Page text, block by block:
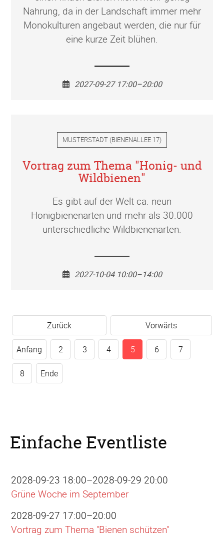
Nahrung, da in der Landschaft immer mehr
Monokulturen angebaut werden, die nur für
eine kurze Zeit blühen.
2027-09-27 17:00–20:00
MUSTERSTADT (BIENENALLEE 17)
Vortrag zum Thema "Honig- und
Wildbienen"
Es gibt auf der Welt ca. neun
Honigbienenarten und mehr als 30.000
unterschiedliche Wildbienenarten.
2027-10-04 10:00–14:00
Zurück Vorwärts
Anfang 2 3 4 5 6 7
8 Ende
Einfache Eventliste
2028-09-23 18:00–2028-09-29 20:00
Grüne Woche im September
2028-09-27 17:00–20:00
Vortrag zum Thema "Bienen schützen"